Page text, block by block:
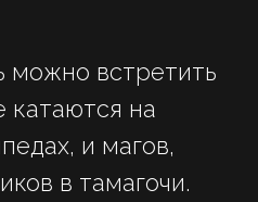
можно встретить
катаются на
и магов,
в тамагочи.